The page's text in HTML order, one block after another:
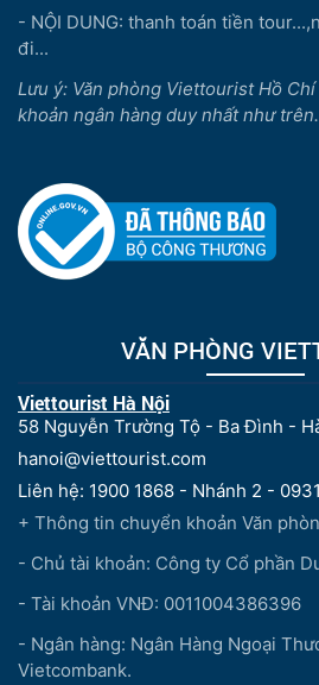
- NỘI DUNG: thanh toán tiền
đi...
Lưu ý: Văn phòng Viettourist Hồ
khoản ngân hàng duy nhất như trên.
VĂN PHÒNG
Viettourist Hà Nội
58 Nguyễn Trường Tộ - Ba Đình -
hanoi@viettourist.com
Liên hệ: 1900 1868 - Nhánh 2 -
+ Thông tin chuyển khoản Văn
- Chủ tài khoản: Công ty Cổ phần
- Tài khoản VNĐ: 0011004386396
- Ngân hàng: Ngân Hàng Ngoại
Vietcombank.